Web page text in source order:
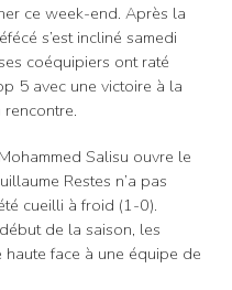
ce week-end. Après la
s’est incliné samedi
coéquipiers ont raté
5 avec une victoire à la
rencontre.
Salisu ouvre le
Restes n’a pas
cueilli à froid (1-0).
de la saison, les
face à une équipe de